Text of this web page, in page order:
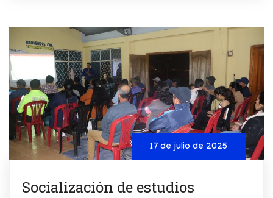
17 de julio de 2025
Socialización de estudios